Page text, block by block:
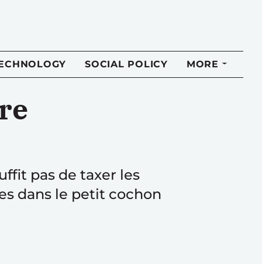
SOCIAL POLICY MORE
pas de taxer les
dans le petit cochon